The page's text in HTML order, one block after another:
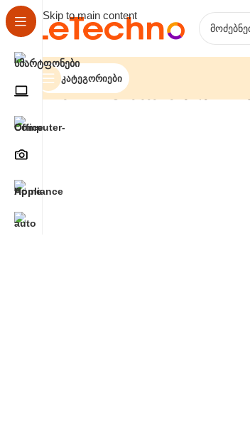
Skip to main content
Კატეგორიები
მთავარი საოფისე ტექნიკა